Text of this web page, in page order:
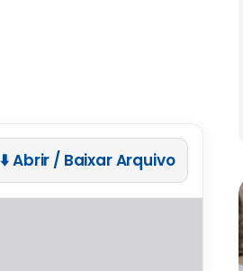
⬇️ Abrir / Baixar Arquivo